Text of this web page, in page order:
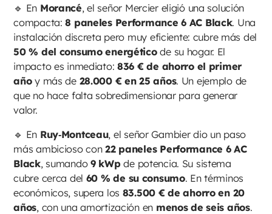
🔹 En Morancé, el señor Mercier eligió una solución
compacta:8 paneles Performance 6 AC Black. Una
instalación discreta pero muy eficiente: cubre más del
50 % del consumo energéticode su hogar. El
impacto es inmediato:836 € de ahorro el primer
añoy más de 28.000 € en 25 años. Un ejemplo de
que no hace falta sobredimensionar para generar
valor.
🔹 En Ruy‑Montceau, el señor Gambier dio un paso
más ambicioso con22 paneles Performance 6 AC
Black, sumando9 kWp de potencia. Su sistema
cubre cerca del 60 % de su consumo. En términos
económicos, supera los 83.500 € de ahorro en 20
años, con una amortización en menos de seis años.